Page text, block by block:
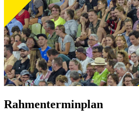
Rahmenterminplan